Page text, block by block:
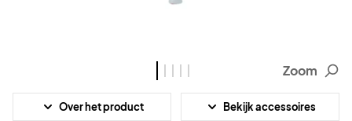
Zoom
Over het product Bekijk accessoires